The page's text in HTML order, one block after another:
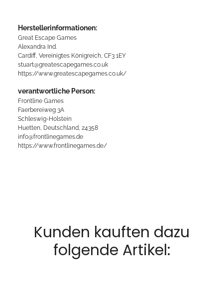
Herstellerinformationen:
Great Escape Games
Alexandra Ind.
Cardiff, Vereinigtes Königreich, CF3 1EY
stuart@greatescapegames.co.uk
https://www.greatescapegames.co.uk/
verantwortliche Person:
Frontline Games
Faerbereiweg 3A
Schleswig-Holstein
Huetten, Deutschland, 24358
info@frontlinegames.de
https://www.frontlinegames.de/
Kunden kauften dazu
folgende Artikel: